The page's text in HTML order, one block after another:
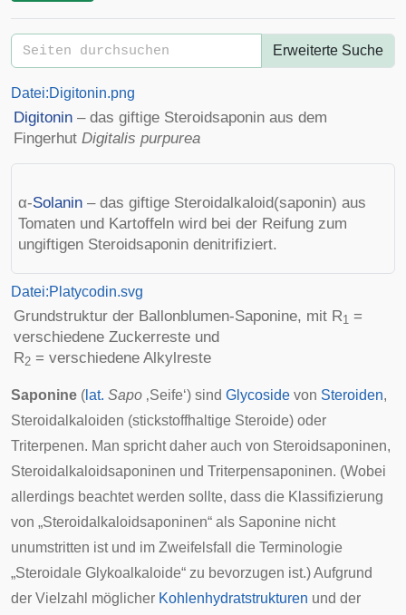
Erweiterte Suche
Datei:Digitonin.png
Digitonin – das giftige Steroidsaponin aus dem
Fingerhut Digitalis purpurea
α-Solanin – das giftige Steroidalkaloid(saponin) aus
Tomaten und Kartoffeln wird bei der Reifung zum
ungiftigen Steroidsaponin denitrifiziert.
Datei:Platycodin.svg
Grundstruktur der Ballonblumen-Saponine, mit R1 =
verschiedene Zuckerreste und
R2 = verschiedene Alkylreste
Saponine ( lat. Sapo ‚Seife‘) sind Glycoside von Steroiden,
Steroidalkaloiden (stickstoffhaltige Steroide) oder
Triterpenen. Man spricht daher auch von Steroidsaponinen,
Steroidalkaloidsaponinen und Triterpensaponinen. (Wobei
allerdings beachtet werden sollte, dass die Klassifizierung
von „Steroidalkaloidsaponinen“ als Saponine nicht
unumstritten ist und im Zweifelsfall die Terminologie
„Steroidale Glykoalkaloide“ zu bevorzugen ist.) Aufgrund
der Vielzahl möglicher Kohlenhydratstrukturen und der